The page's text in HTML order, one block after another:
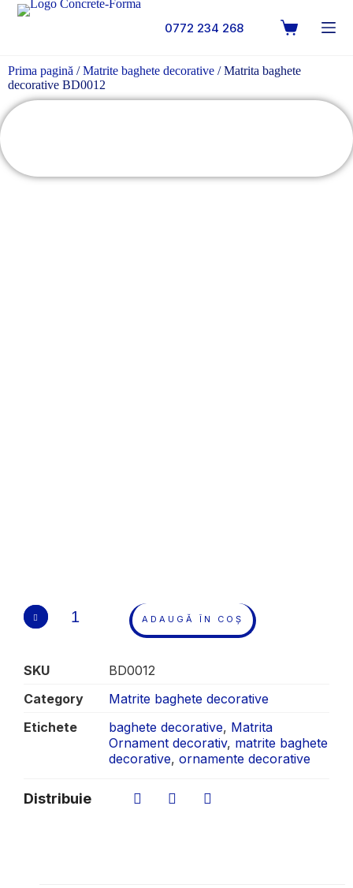
0772 234 268
Prima pagină /Matrite baghete decorative / Matrita baghete
decorative BD0012
ADAUGĂ ÎN COȘ
SKU
BD0012
Category
Matrite baghete decorative
Etichete
baghete decorative, Matrita
Ornament decorativ, matrite baghete
decorative, ornamente decorative
Distribuie